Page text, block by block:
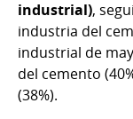
industrial),
industria del
industrial de
del cemento
(38%).